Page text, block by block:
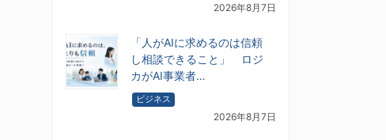
2026年8月7日
「人がAIに求めるのは信頼
し相談できること」 ロジ
カがAI事業者…
ビジネス
2026年8月7日